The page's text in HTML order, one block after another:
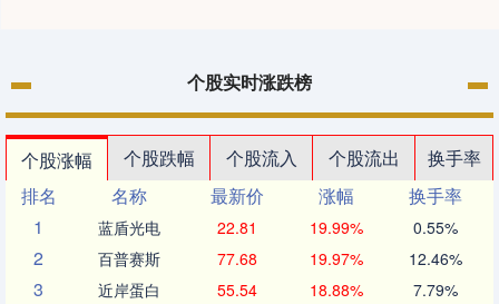
个股实时涨跌榜
个股涨幅 个股跌幅 个股流入 个股流出
换手率
排名
名称 最新价 涨幅
换手率
1
蓝盾光电 22.81 19.99% 0.55%
2 百普赛斯 77.68 19.97% 12.46%
3 近岸蛋白 55.54 18.88% 7.79%